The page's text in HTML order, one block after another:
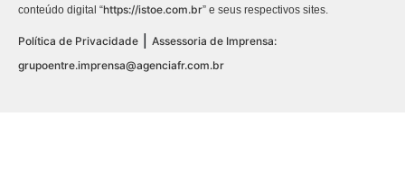
conteúdo digital “https://istoe.com.br” e seus respectivos sites.
Política de Privacidade
Assessoria de Imprensa:
grupoentre.imprensa@agenciafr.com.br